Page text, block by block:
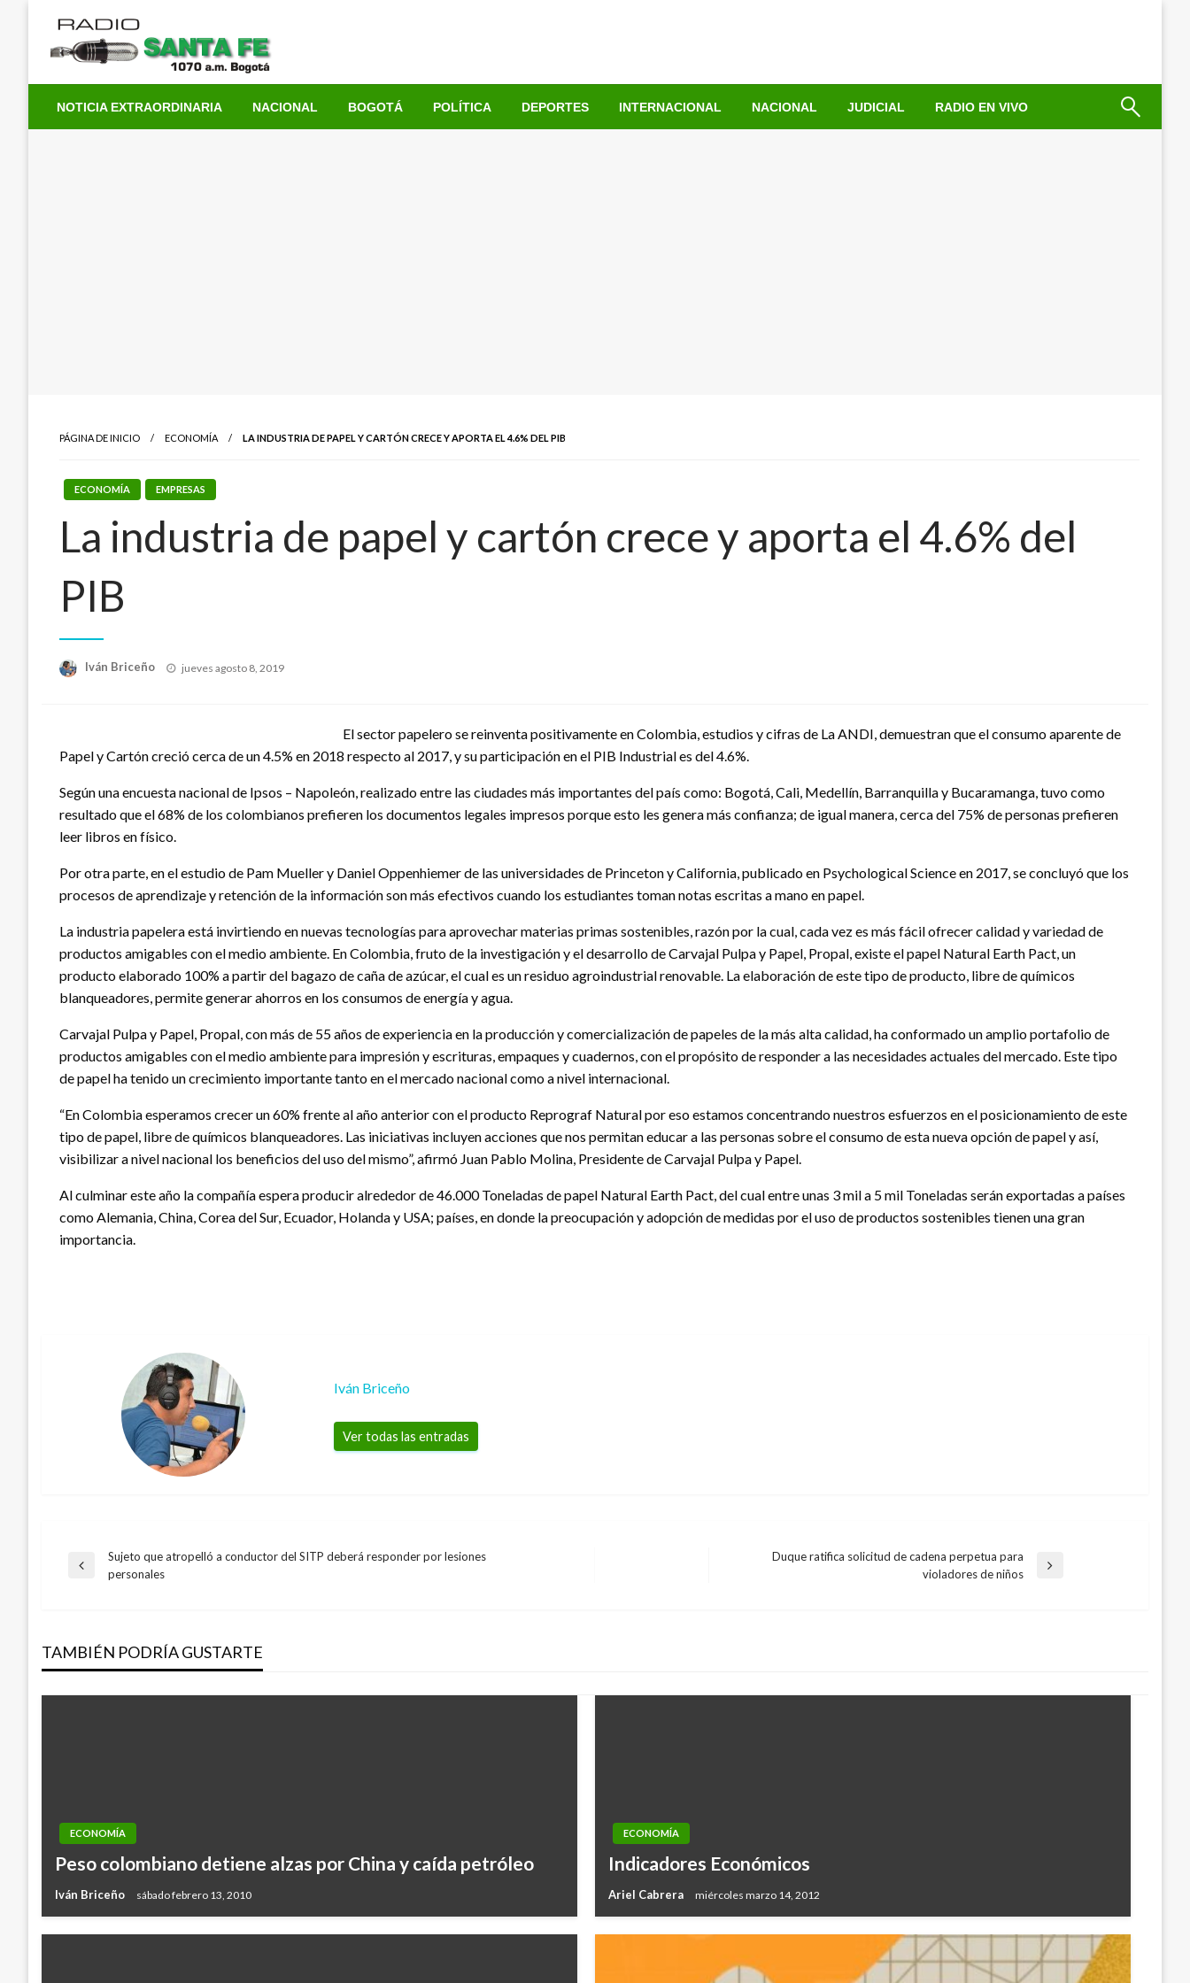
contenido
NOTICIA EXTRAORDINARIA NACIONAL BOGOTÁ POLÍTICA DEPORTES INTERNACIONAL NACIONAL JUDICIAL RADIO EN VIVO
PÁGINA DE INICIO ECONOMÍA LA INDUSTRIA DE PAPEL Y CARTÓN CRECE Y APORTA EL 4.6% DEL PIB
ECONOMÍA EMPRESAS
La industria de papel y cartón crece y aporta el 4.6% del
PIB
Iván Briceño
Publicado
jueves agosto 8, 2019
El sector papelero se reinventa positivamente en Colombia, estudios y cifras de La ANDI, demuestran que el consumo aparente de
Papel y Cartón creció cerca de un 4.5% en 2018 respecto al 2017, y su participación en el PIB Industrial es del 4.6%.
Según una encuesta nacional de Ipsos – Napoleón, realizado entre las ciudades más importantes del país como: Bogotá, Cali, Medellín, Barranquilla y Bucaramanga, tuvo como
resultado que el 68% de los colombianos prefieren los documentos legales impresos porque esto les genera más confianza; de igual manera, cerca del 75% de personas prefieren
leer libros en físico.
Por otra parte, en el estudio de Pam Mueller y Daniel Oppenhiemer de las universidades de Princeton y California, publicado en Psychological Science en 2017, se concluyó que los
procesos de aprendizaje y retención de la información son más efectivos cuando los estudiantes toman notas escritas a mano en papel.
La industria papelera está invirtiendo en nuevas tecnologías para aprovechar materias primas sostenibles, razón por la cual, cada vez es más fácil ofrecer calidad y variedad de
productos amigables con el medio ambiente. En Colombia, fruto de la investigación y el desarrollo de Carvajal Pulpa y Papel, Propal, existe el papel Natural Earth Pact, un
producto elaborado 100% a partir del bagazo de caña de azúcar, el cual es un residuo agroindustrial renovable. La elaboración de este tipo de producto, libre de químicos
blanqueadores, permite generar ahorros en los consumos de energía y agua.
Carvajal Pulpa y Papel, Propal, con más de 55 años de experiencia en la producción y comercialización de papeles de la más alta calidad, ha conformado un amplio portafolio de
productos amigables con el medio ambiente para impresión y escrituras, empaques y cuadernos, con el propósito de responder a las necesidades actuales del mercado. Este tipo
de papel ha tenido un crecimiento importante tanto en el mercado nacional como a nivel internacional.
“En Colombia esperamos crecer un 60% frente al año anterior con el producto Reprograf Natural por eso estamos concentrando nuestros esfuerzos en el posicionamiento de este
tipo de papel, libre de químicos blanqueadores. Las iniciativas incluyen acciones que nos permitan educar a las personas sobre el consumo de esta nueva opción de papel y así,
visibilizar a nivel nacional los beneficios del uso del mismo”, afirmó Juan Pablo Molina, Presidente de Carvajal Pulpa y Papel.
Al culminar este año la compañía espera producir alrededor de 46.000 Toneladas de papel Natural Earth Pact, del cual entre unas 3 mil a 5 mil Toneladas serán exportadas a países
como Alemania, China, Corea del Sur, Ecuador, Holanda y USA; países, en donde la preocupación y adopción de medidas por el uso de productos sostenibles tienen una gran
importancia.
Iván Briceño
Ver todas las entradas
Navegación
entradas
Entrada
Sujeto que atropelló a conductor del SITP deberá responder por lesiones
personales
Duque ratifica solicitud de cadena perpetua para
violadores de niños
TAMBIÉN PODRÍA GUSTARTE
ECONOMÍA
Peso colombiano detiene alzas por China y caída petróleo
Iván Briceño sábado febrero 13, 2010
ECONOMÍA
Indicadores Económicos
Ariel Cabrera miércoles marzo 14, 2012